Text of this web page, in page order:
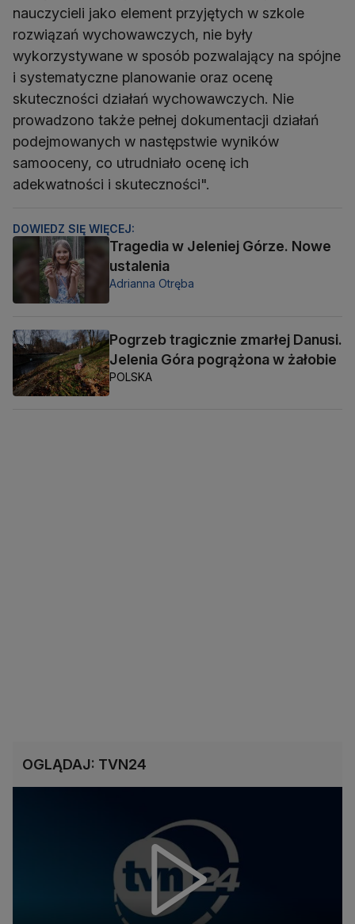
nauczycieli jako element przyjętych w szkole
rozwiązań wychowawczych, nie były
wykorzystywane w sposób pozwalający na spójne
i systematyczne planowanie oraz ocenę
skuteczności działań wychowawczych. Nie
prowadzono także pełnej dokumentacji działań
podejmowanych w następstwie wyników
samooceny, co utrudniało ocenę ich
adekwatności i skuteczności".
DOWIEDZ SIĘ WIĘCEJ:
Tragedia w Jeleniej Górze. Nowe
ustalenia
Adrianna Otręba
Pogrzeb tragicznie zmarłej Danusi.
Jelenia Góra pogrążona w żałobie
POLSKA
OGLĄDAJ: TVN24